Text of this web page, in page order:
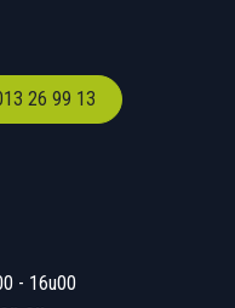
17u00
26 99 13
15u00
& 13u00 - 16u00